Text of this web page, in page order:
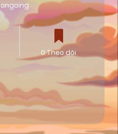
ongoing
0 Theo dõi